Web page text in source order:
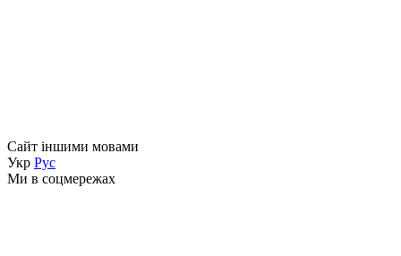
Сайт іншими мовами
Укр Рус
Ми в соцмережах